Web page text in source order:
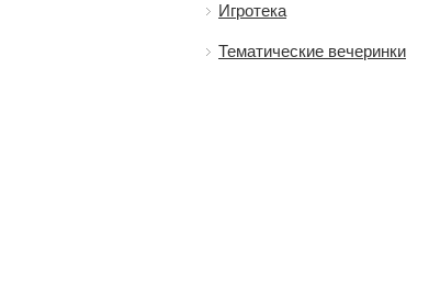
Игротека
Тематические вечеринки